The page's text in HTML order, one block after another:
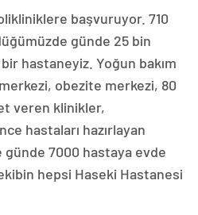
başvuruyor. 710
günde 25 bin
bir hastaneyiz. Yoğun bakım
obezite merkezi, 80
veren klinikler,
hastaları hazırlayan
7000 hastaya evde
hepsi Haseki Hastanesi